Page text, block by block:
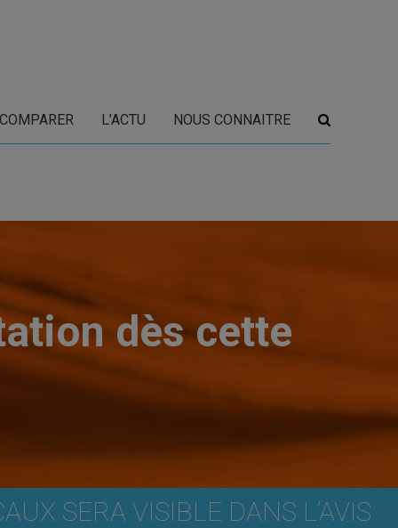
COMPARER L’ACTU NOUS CONNAITRE
dès cette
SERA VISIBLE DANS L’AVIS